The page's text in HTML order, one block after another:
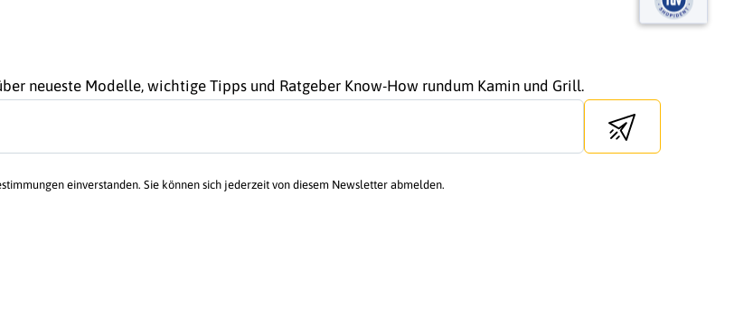
neueste Modelle, wichtige Tipps und Ratgeber Know-How rundum Kamin und Grill.
Send newsletter
einverstanden. Sie können sich jederzeit von diesem Newsletter abmelden.